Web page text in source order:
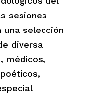
sesiones
una selección
diversa
médicos,